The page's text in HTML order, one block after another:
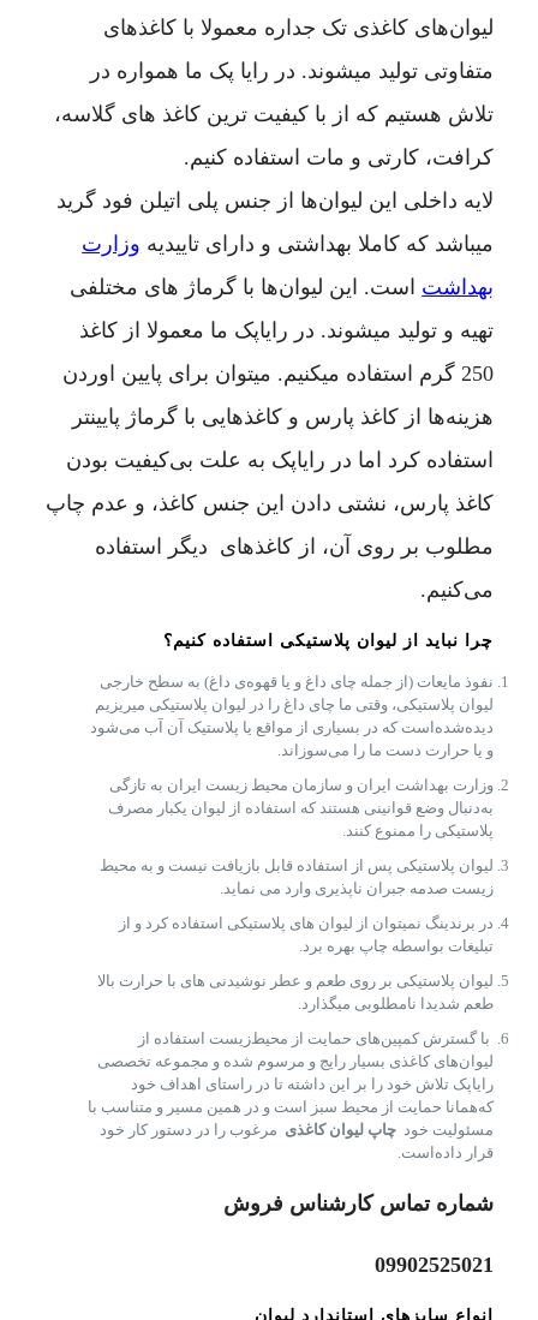
لیوان‌های کاغذی تک جداره معمولا با کاغذهای
متفاوتی تولید میشوند. در رایا پک ما همواره در
تلاش هستیم که از با کیفیت ترین کاغذ های گلاسه،
کرافت، کارتی و مات استفاده کنیم.
لایه داخلی این لیوان‌ها از جنس پلی اتیلن فود گرید
میباشد که کاملا بهداشتی و دارای تاییدیه وزارت
بهداشت است. این لیوان‌ها با گرماژ های مختلفی
تهیه و تولید میشوند. در رایاپک ما معمولا از کاغذ
250 گرم استفاده میکنیم. میتوان برای پایین اوردن
هزینه‌ها از کاغذ پارس و کاغذ‌هایی با گرماژ پایینتر
استفاده کرد اما در رایاپک به علت بی‌کیفیت بودن
کاغذ پارس، نشتی دادن این جنس کاغذ، و عدم چاپ
مطلوب بر روی آن، از کاغذ‌های دیگر استفاده
می‌کنیم.
چرا نباید از لیوان پلاستیکی استفاده کنیم؟
نفوذ مایعات (از جمله چای داغ و یا قهوه‌ی داغ) به سطح خارجی
لیوان پلاستیکی، وقتی ما چای داغ را در لیوان پلاستیکی میریزیم
دیده‌شده‌است که در بسیاری از مواقع یا پلاستیک آن آب می‌شود
و یا حرارت دست ما را می‌سوزاند.
وزارت بهداشت ایران و سازمان محیط زیست ایران به تازگی
به‌دنبال وضع قوانینی هستند که استفاده از لیوان یکبار مصرف
پلاستیکی را ممنوع کنند.
لیوان پلاستیکی پس از استفاده قابل بازیافت نیست و به محیط
زیست صدمه جبران ناپذیری وارد می نماید.
در برندینگ نمیتوان از لیوان های پلاستیکی استفاده کرد و از
تبلیغات بواسطه چاپ بهره برد.
لیوان پلاستیکی بر روی طعم و عطر نوشیدنی های با حرارت بالا
طعم شدیدا نامطلوبی میگذارد.
با گسترش کمپین‌های حمایت از محیط‌زیست استفاده از
لیوان‌های کاغذی بسیار رایج و مرسوم شده و مجموعه تخصصی
رایاپک تلاش خود را بر این داشته تا در راستای اهداف خود
که‌همانا حمایت از محیط سبز است و در همین مسیر و متناسب با
مسئولیت خود چاپ لیوان کاغذی مرغوب را در دستور کار خود
قرار داده‌است.
شماره تماس کارشناس فروش
09902525021
انواع سایزهای استاندارد لیوان